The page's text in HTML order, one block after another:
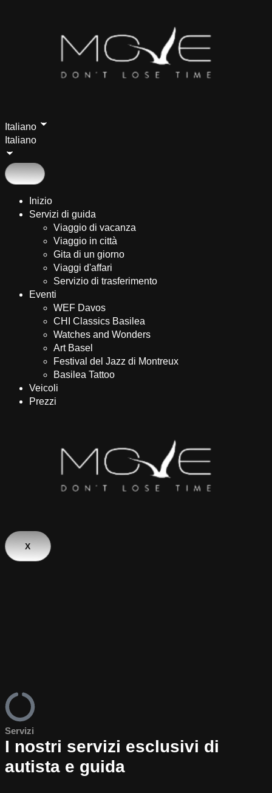
Italiano
Italiano
Inizio
Servizi di guida
Viaggio di vacanza
Viaggio in città
Gita di un giorno
Viaggi d'affari
Servizio di trasferimento
Eventi
WEF Davos
CHI Classics Basilea
Watches and Wonders
Art Basel
Festival del Jazz di Montreux
Basilea Tattoo
Veicoli
Prezzi
X
Servizi
I nostri servizi esclusivi di
autista e guida